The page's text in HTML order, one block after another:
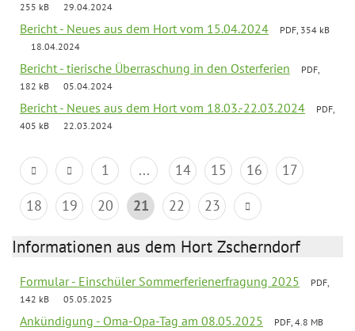
255 kB
29.04.2024
Bericht - Neues aus dem Hort vom 15.04.2024
PDF, 354 kB
18.04.2024
Bericht - tierische Überraschung in den Osterferien
PDF,
182 kB
05.04.2024
Bericht - Neues aus dem Hort vom 18.03.-22.03.2024
PDF,
405 kB
22.03.2024
1 ... 14 15 16
17
18
19 20 21 22 23
Informationen aus dem Hort Zscherndorf
Formular - Einschüler Sommerferienerfragung 2025
PDF,
142 kB
05.05.2025
Ankündigung - Oma-Opa-Tag am 08.05.2025
PDF, 4.8 MB